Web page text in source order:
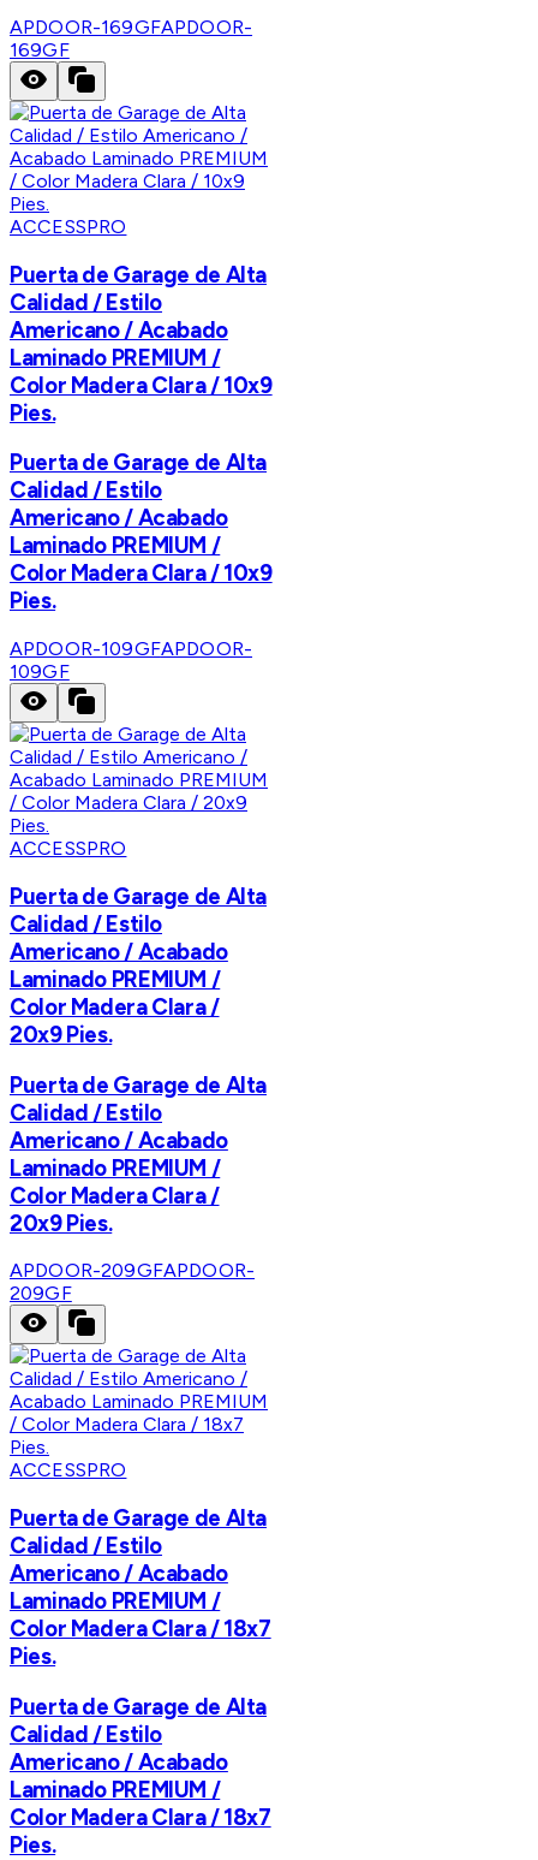
APDOOR-169GFAPDOOR-
169GF
ACCESSPRO
Puerta de Garage de Alta
Calidad / Estilo
Americano / Acabado
Laminado PREMIUM /
Color Madera Clara / 10x9
Pies.
Puerta de Garage de Alta
Calidad / Estilo
Americano / Acabado
Laminado PREMIUM /
Color Madera Clara / 10x9
Pies.
APDOOR-109GFAPDOOR-
109GF
ACCESSPRO
Puerta de Garage de Alta
Calidad / Estilo
Americano / Acabado
Laminado PREMIUM /
Color Madera Clara /
20x9 Pies.
Puerta de Garage de Alta
Calidad / Estilo
Americano / Acabado
Laminado PREMIUM /
Color Madera Clara /
20x9 Pies.
APDOOR-209GFAPDOOR-
209GF
ACCESSPRO
Puerta de Garage de Alta
Calidad / Estilo
Americano / Acabado
Laminado PREMIUM /
Color Madera Clara / 18x7
Pies.
Puerta de Garage de Alta
Calidad / Estilo
Americano / Acabado
Laminado PREMIUM /
Color Madera Clara / 18x7
Pies.